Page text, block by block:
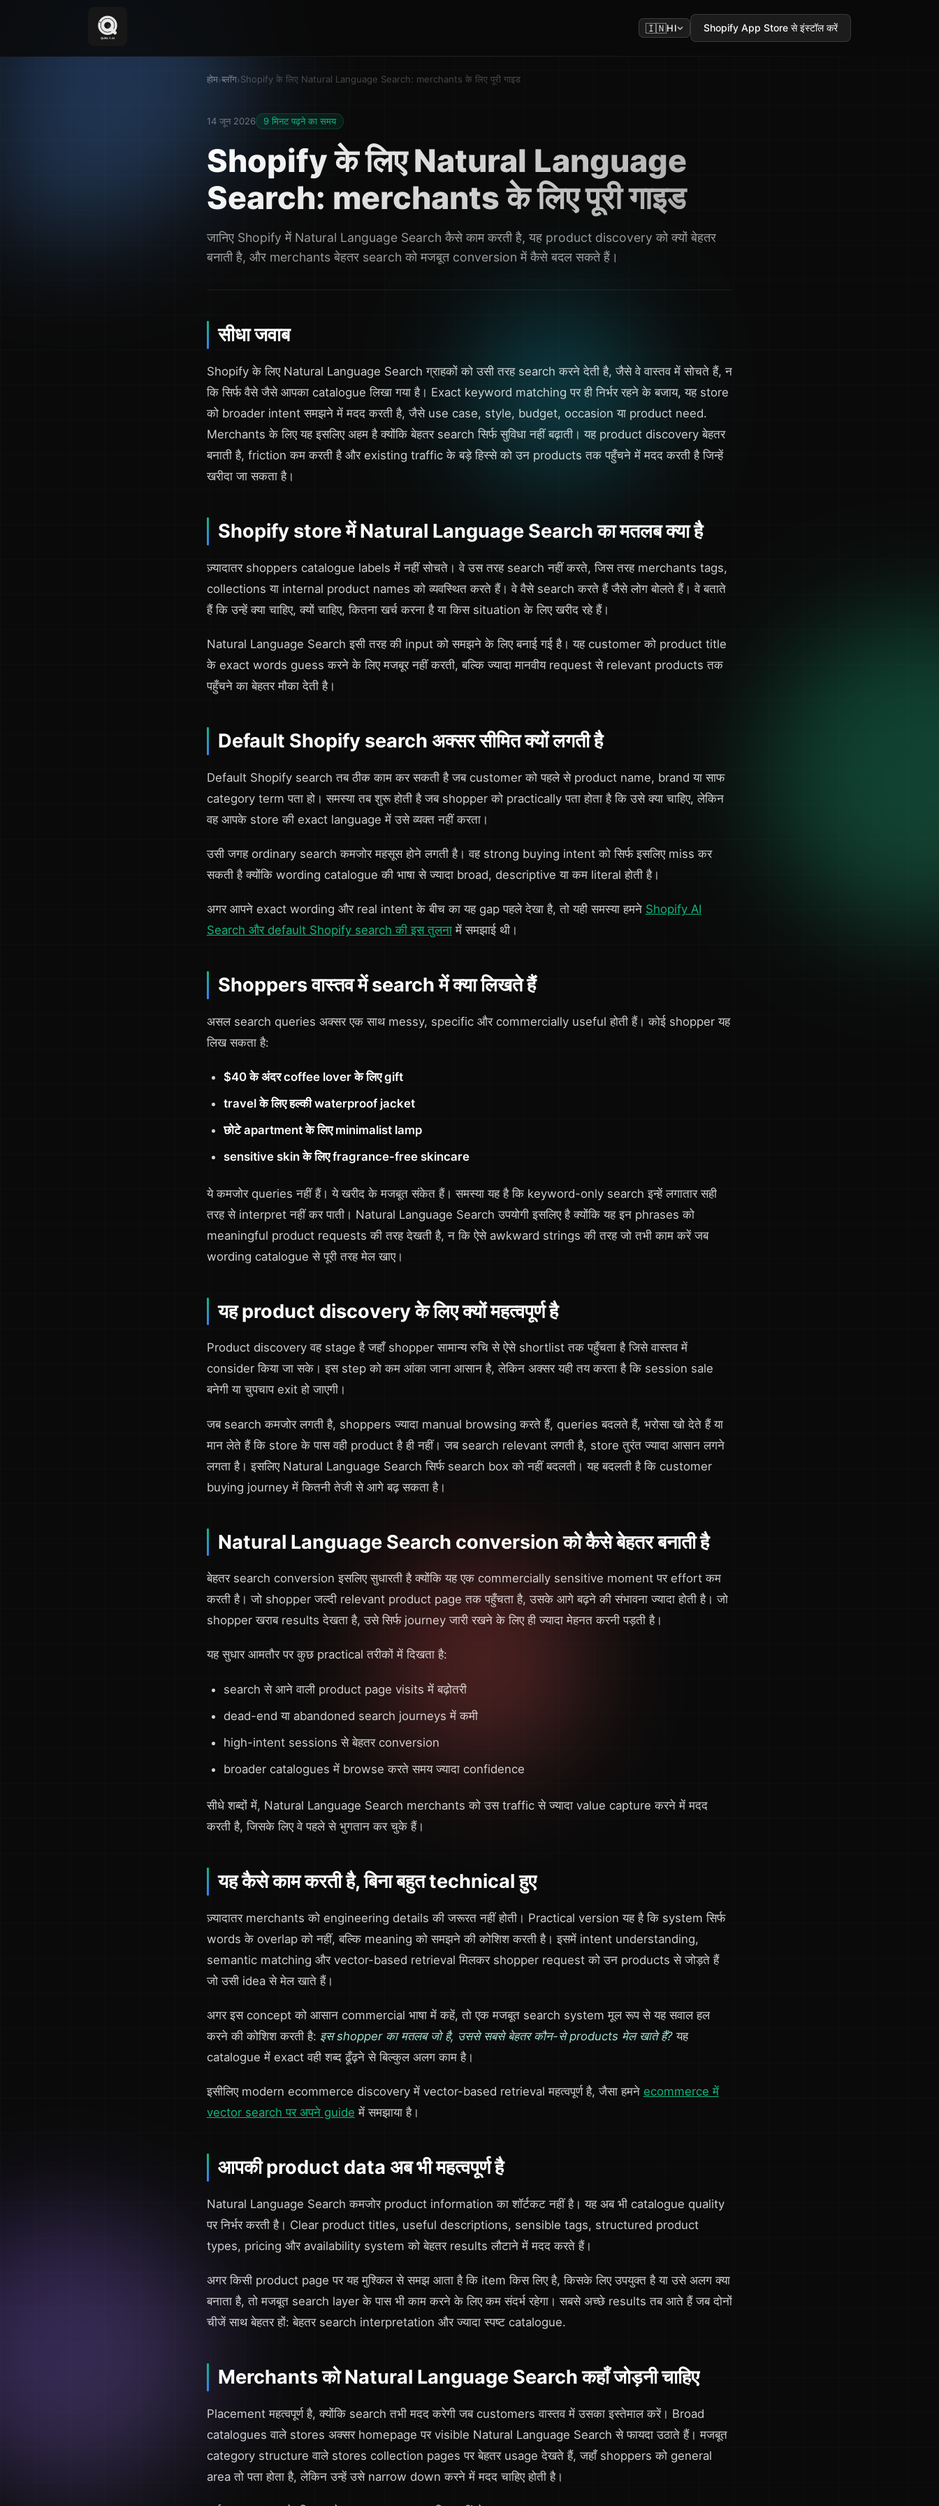
🇮🇳HI Shopify App Store से इंस्टॉल करें
होम›ब्लॉग›Shopify के लिए Natural Language Search: merchants के लिए पूरी गाइड
14 जून 2026 9 मिनट पढ़ने का समय
Shopify के लिए Natural Language
Search: merchants के लिए पूरी गाइड
जानिए Shopify में Natural Language Search कैसे काम करती है, यह product discovery को क्यों बेहतर
बनाती है, और merchants बेहतर search को मजबूत conversion में कैसे बदल सकते हैं।
सीधा जवाब
Shopify के लिए Natural Language Search ग्राहकों को उसी तरह search करने देती है, जैसे वे वास्तव में सोचते हैं, न
कि सिर्फ वैसे जैसे आपका catalogue लिखा गया है। Exact keyword matching पर ही निर्भर रहने के बजाय, यह store
को broader intent समझने में मदद करती है, जैसे use case, style, budget, occasion या product need.
Merchants के लिए यह इसलिए अहम है क्योंकि बेहतर search सिर्फ सुविधा नहीं बढ़ाती। यह product discovery बेहतर
बनाती है, friction कम करती है और existing traffic के बड़े हिस्से को उन products तक पहुँचने में मदद करती है जिन्हें
खरीदा जा सकता है।
Shopify store में Natural Language Search का मतलब क्या है
ज़्यादातर shoppers catalogue labels में नहीं सोचते। वे उस तरह search नहीं करते, जिस तरह merchants tags,
collections या internal product names को व्यवस्थित करते हैं। वे वैसे search करते हैं जैसे लोग बोलते हैं। वे बताते
हैं कि उन्हें क्या चाहिए, क्यों चाहिए, कितना खर्च करना है या किस situation के लिए खरीद रहे हैं।
Natural Language Search इसी तरह की input को समझने के लिए बनाई गई है। यह customer को product title
के exact words guess करने के लिए मजबूर नहीं करती, बल्कि ज्यादा मानवीय request से relevant products तक
पहुँचने का बेहतर मौका देती है।
Default Shopify search अक्सर सीमित क्यों लगती है
Default Shopify search तब ठीक काम कर सकती है जब customer को पहले से product name, brand या साफ
category term पता हो। समस्या तब शुरू होती है जब shopper को practically पता होता है कि उसे क्या चाहिए, लेकिन
वह आपके store की exact language में उसे व्यक्त नहीं करता।
उसी जगह ordinary search कमजोर महसूस होने लगती है। वह strong buying intent को सिर्फ इसलिए miss कर
सकती है क्योंकि wording catalogue की भाषा से ज्यादा broad, descriptive या कम literal होती है।
अगर आपने exact wording और real intent के बीच का यह gap पहले देखा है, तो यही समस्या हमने Shopify AI
Search और default Shopify search की इस तुलनामें समझाई थी।
Shoppers वास्तव में search में क्या लिखते हैं
असल search queries अक्सर एक साथ messy, specific और commercially useful होती हैं। कोई shopper यह
लिख सकता है:
$40 के अंदर coffee lover के लिए gift
travel के लिए हल्की waterproof jacket
छोटे apartment के लिए minimalist lamp
sensitive skin के लिए fragrance-free skincare
ये कमजोर queries नहीं हैं। ये खरीद के मजबूत संकेत हैं। समस्या यह है कि keyword-only search इन्हें लगातार सही
तरह से interpret नहीं कर पाती। Natural Language Search उपयोगी इसलिए है क्योंकि यह इन phrases को
meaningful product requests की तरह देखती है, न कि ऐसे awkward strings की तरह जो तभी काम करें जब
wording catalogue से पूरी तरह मेल खाए।
यह product discovery के लिए क्यों महत्वपूर्ण है
Product discovery वह stage है जहाँ shopper सामान्य रुचि से ऐसे shortlist तक पहुँचता है जिसे वास्तव में
consider किया जा सके। इस step को कम आंका जाना आसान है, लेकिन अक्सर यही तय करता है कि session sale
बनेगी या चुपचाप exit हो जाएगी।
जब search कमजोर लगती है, shoppers ज्यादा manual browsing करते हैं, queries बदलते हैं, भरोसा खो देते हैं या
मान लेते हैं कि store के पास वही product है ही नहीं। जब search relevant लगती है, store तुरंत ज्यादा आसान लगने
लगता है। इसलिए Natural Language Search सिर्फ search box को नहीं बदलती। यह बदलती है कि customer
buying journey में कितनी तेजी से आगे बढ़ सकता है।
Natural Language Search conversion को कैसे बेहतर बनाती है
बेहतर search conversion इसलिए सुधारती है क्योंकि यह एक commercially sensitive moment पर effort कम
करती है। जो shopper जल्दी relevant product page तक पहुँचता है, उसके आगे बढ़ने की संभावना ज्यादा होती है। जो
shopper खराब results देखता है, उसे सिर्फ journey जारी रखने के लिए ही ज्यादा मेहनत करनी पड़ती है।
यह सुधार आमतौर पर कुछ practical तरीकों में दिखता है:
search से आने वाली product page visits में बढ़ोतरी
dead-end या abandoned search journeys में कमी
high-intent sessions से बेहतर conversion
broader catalogues में browse करते समय ज्यादा confidence
सीधे शब्दों में, Natural Language Search merchants को उस traffic से ज्यादा value capture करने में मदद
करती है, जिसके लिए वे पहले से भुगतान कर चुके हैं।
यह कैसे काम करती है, बिना बहुत technical हुए
ज़्यादातर merchants को engineering details की जरूरत नहीं होती। Practical version यह है कि system सिर्फ
words के overlap को नहीं, बल्कि meaning को समझने की कोशिश करती है। इसमें intent understanding,
semantic matching और vector-based retrieval मिलकर shopper request को उन products से जोड़ते हैं
जो उसी idea से मेल खाते हैं।
अगर इस concept को आसान commercial भाषा में कहें, तो एक मजबूत search system मूल रूप से यह सवाल हल
करने की कोशिश करती है: इस shopper का मतलब जो है, उससे सबसे बेहतर कौन-से products मेल खाते हैं?यह
catalogue में exact वही शब्द ढूँढ़ने से बिल्कुल अलग काम है।
इसीलिए modern ecommerce discovery में vector-based retrieval महत्वपूर्ण है, जैसा हमने ecommerce में
vector search पर अपने guide में समझाया है।
आपकी product data अब भी महत्वपूर्ण है
Natural Language Search कमजोर product information का शॉर्टकट नहीं है। यह अब भी catalogue quality
पर निर्भर करती है। Clear product titles, useful descriptions, sensible tags, structured product
types, pricing और availability system को बेहतर results लौटाने में मदद करते हैं।
अगर किसी product page पर यह मुश्किल से समझ आता है कि item किस लिए है, किसके लिए उपयुक्त है या उसे अलग क्या
बनाता है, तो मजबूत search layer के पास भी काम करने के लिए कम संदर्भ रहेगा। सबसे अच्छे results तब आते हैं जब दोनों
चीजें साथ बेहतर हों: बेहतर search interpretation और ज्यादा स्पष्ट catalogue.
Merchants को Natural Language Search कहाँ जोड़नी चाहिए
Placement महत्वपूर्ण है, क्योंकि search तभी मदद करेगी जब customers वास्तव में उसका इस्तेमाल करें। Broad
catalogues वाले stores अक्सर homepage पर visible Natural Language Search से फायदा उठाते हैं। मजबूत
category structure वाले stores collection pages पर बेहतर usage देखते हैं, जहाँ shoppers को general
area तो पता होता है, लेकिन उन्हें उसे narrow down करने में मदद चाहिए होती है।